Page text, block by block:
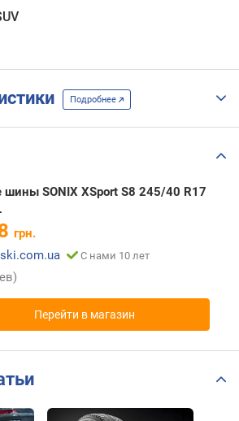
Подробнее
шины SONIX XSport S8 245/40 R17
грн.
С нами 10 лет
Перейти в магазин